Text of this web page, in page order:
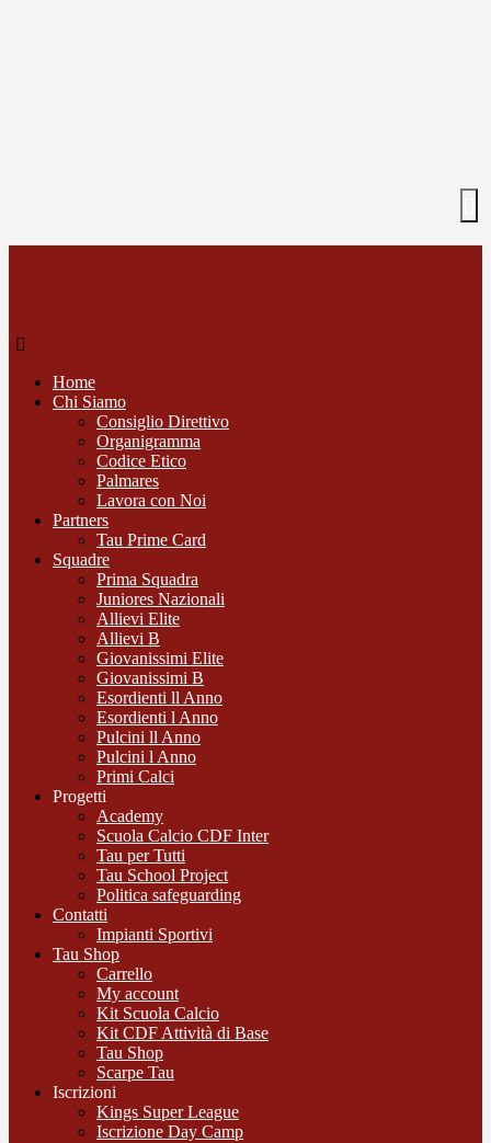
Home
Chi Siamo
Consiglio Direttivo
Organigramma
Codice Etico
Palmares
Lavora con Noi
Partners
Tau Prime Card
Squadre
Prima Squadra
Juniores Nazionali
Allievi Elite
Allievi B
Giovanissimi Elite
Giovanissimi B
Esordienti ll Anno
Esordienti l Anno
Pulcini ll Anno
Pulcini l Anno
Primi Calci
Progetti
Academy
Scuola Calcio CDF Inter
Tau per Tutti
Tau School Project
Politica safeguarding
Contatti
Impianti Sportivi
Tau Shop
Carrello
My account
Kit Scuola Calcio
Kit CDF Attività di Base
Tau Shop
Scarpe Tau
Iscrizioni
Kings Super League
Iscrizione Day Camp